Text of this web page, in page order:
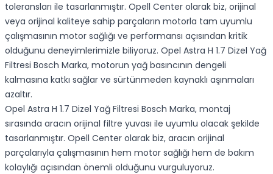
toleransları ile tasarlanmıştır. Opell Center olarak biz, orijinal
veya orijinal kaliteye sahip parçaların motorla tam uyumlu
çalışmasının motor sağlığı ve performansı açısından kritik
olduğunu deneyimlerimizle biliyoruz. Opel Astra H 1.7 Dizel Yağ
Filtresi Bosch Marka, motorun yağ basıncının dengeli
kalmasına katkı sağlar ve sürtünmeden kaynaklı aşınmaları
azaltır.
Opel Astra H 1.7 Dizel Yağ Filtresi Bosch Marka, montaj
sırasında aracın orijinal filtre yuvası ile uyumlu olacak şekilde
tasarlanmıştır. Opell Center olarak biz, aracın orijinal
parçalarıyla çalışmasının hem motor sağlığı hem de bakım
kolaylığı açısından önemli olduğunu vurguluyoruz.